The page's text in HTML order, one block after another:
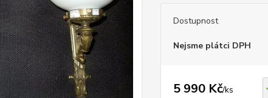
Dostupnost
Nejsme plátci DPH
5 990 Kč/ks